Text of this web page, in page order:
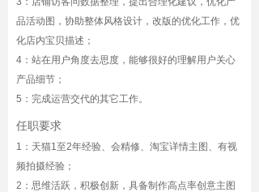
品活动图，协助整体风格设计，改版的优化工作，优
化店内宝贝描述；
4：站在用户角度去思度，能够很好的理解用户关心
产品细节；
5：完成运营交代的其它工作。
任职要求
1：天猫1至2年经验、会精修、淘宝详情主图、有视
频拍摄经验；
2：思维活跃，积极创新，具备制作高点率创意主图